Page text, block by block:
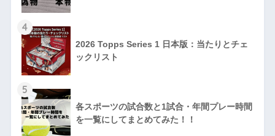
4
2026 Topps Series 1 日本版：当たりとチェ
ックリスト
5
各スポーツの試合数と1試合・年間プレー時間
を一覧にしてまとめてみた！！